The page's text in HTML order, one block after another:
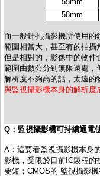
58mm
而一般針孔攝影機所使用的
範圍相當大，甚至有的拍攝
但是相對的，影像中的物件
範圍由數公分到無限遠處，
解析度不夠高的話，太遠的
與監視攝影機本身的解析度
Q： 監視攝影機可持續通電
A：這要看監視攝影機本身
影機，受限於目前IC製程的
要短；CMOS的 監視攝影